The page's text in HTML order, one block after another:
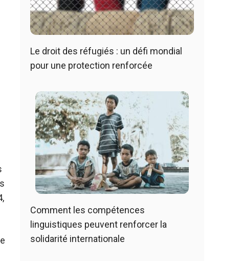
Le droit des réfugiés : un défi mondial
pour une protection renforcée
Comment les compétences
linguistiques peuvent renforcer la
solidarité internationale